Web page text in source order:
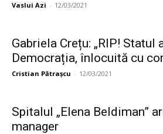
Vaslui Azi - 12/03/2021
Gabriela Crețu: „RIP! Statul
Democrația, înlocuită cu
Cristian Pătrașcu - 12/03/2021
Spitalul „Elena Beldiman”
manager